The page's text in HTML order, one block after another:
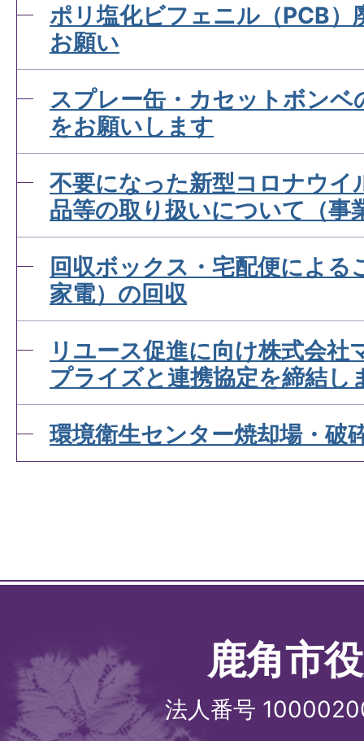
ポリ塩化ビフェニル（PCB）
お願い
スプレー缶・カセットボンベ
をお願いします
不要になった新型コロナウイ
品等の取り扱いについて（事
回収ボックス・宅配便による
家電）の回収
リユース促進に向け株式会社
プライズと連携協定を締結し
環境衛生センター焼却場・破
鹿角市
法人番号